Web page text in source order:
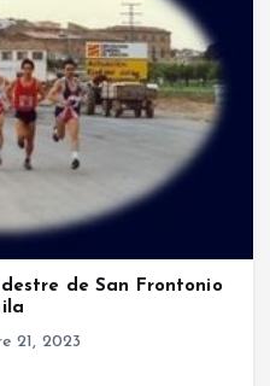
de San Frontonio
21, 2023